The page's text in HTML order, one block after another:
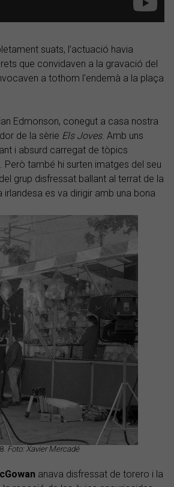
suats, l’actuació havia
que convidaven a la gravació del
a tothom l'endemà a la plaça
Edmonson, conegut a casa nostra
de la sèrie Els Joves. Amb uns
i absurd carregat de tòpics
també hi surten imatges del seu
grup disfressat ballant al terrat de la
es va dirigir amb una bona
Foto: Xavier Mercadé
anava disfressat de torero i la